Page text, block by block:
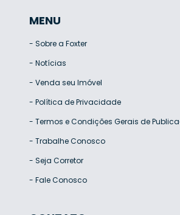
MENU
- Sobre a Foxter
- Notícias
- Venda seu Imóvel
- Política de Privacidade
- Termos e Condições Gerais de
- Trabalhe Conosco
- Seja Corretor
- Fale Conosco